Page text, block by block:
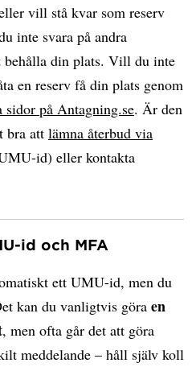
vill stå kvar som reserv
inte svara på andra
behålla din plats. Vill du inte
en reserv få din plats genom
sidor på Antagning.se. Är den
bra att lämna återbud via
id) eller kontakta
id och MFA
ett UMU-id, men du
kan du vanligtvis göra en
, men ofta går det att göra
meddelande – håll själv koll